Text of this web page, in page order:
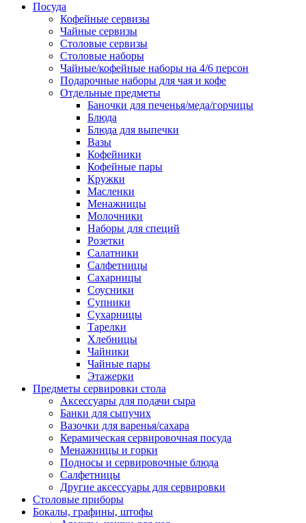
Посуда
Кофейные сервизы
Чайные сервизы
Столовые сервизы
Столовые наборы
Чайные/кофейные наборы на 4/6 персон
Подарочные наборы для чая и кофе
Отдельные предметы
Баночки для печенья/меда/горчицы
Блюда
Блюда для выпечки
Вазы
Кофейники
Кофейные пары
Кружки
Масленки
Менажницы
Молочники
Наборы для специй
Розетки
Салатники
Салфетницы
Сахарницы
Соусники
Супники
Сухарницы
Тарелки
Хлебницы
Чайники
Чайные пары
Этажерки
Предметы сервировки стола
Аксессуары для подачи сыра
Банки для сыпучих
Вазочки для варенья/сахара
Керамическая сервировочная посуда
Менажницы и горки
Подносы и сервировочные блюда
Салфетницы
Другие аксессуары для сервировки
Столовые приборы
Бокалы, графины, штофы